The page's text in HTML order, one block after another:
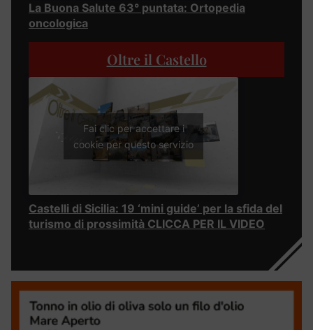
La Buona Salute 63° puntata: Ortopedia
oncologica
Oltre il Castello
Fai clic per accettare i
cookie per questo servizio
Castelli di Sicilia: 19 ‘mini guide’ per la sfida del
turismo di prossimità CLICCA PER IL VIDEO